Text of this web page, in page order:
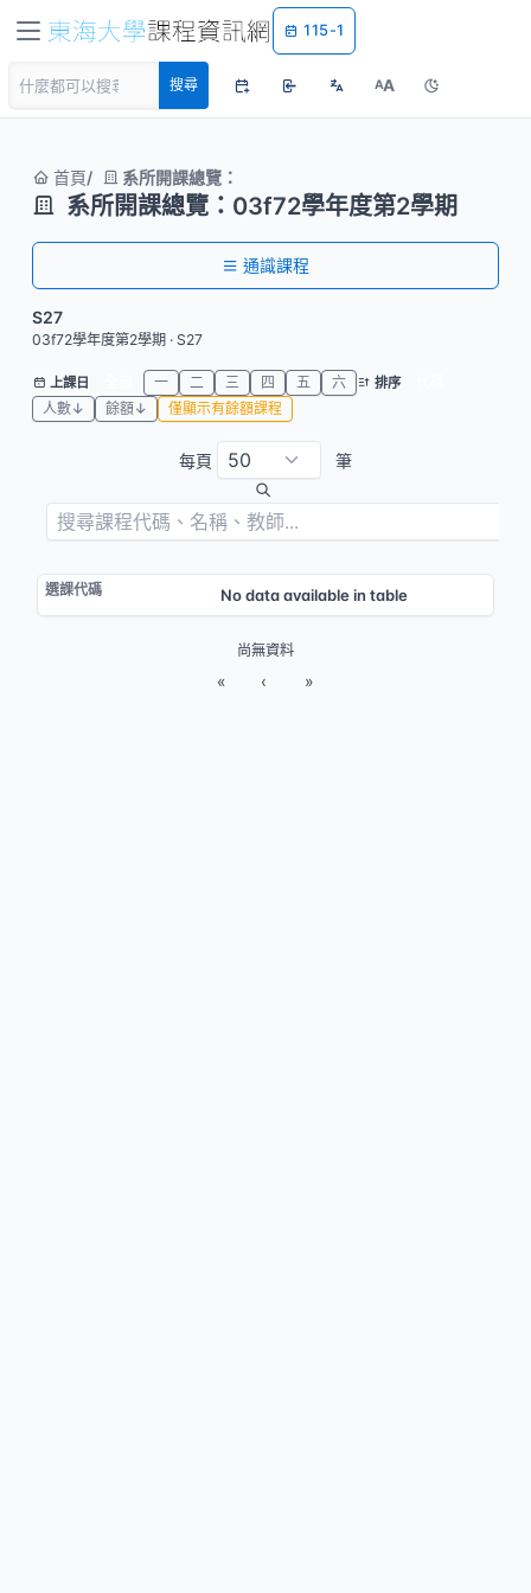
115-1
搜尋 AA
首頁 系所開課總覽：
系所開課總覽：03f72學年度第2學期
通識課程
S27
03f72學年度第2學期 · S27
上課日 一 二 三 四 五 六 排序
人數↓
餘額↓ 僅顯示有餘額課程
每頁 筆
No data available in table
尚無資料
« ‹ »